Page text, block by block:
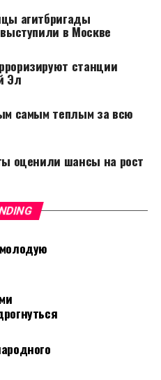
агитбригады
в Москве
станции
Эл
самым теплым за всю
оценили шансы на рост